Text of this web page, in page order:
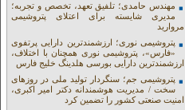
مهندس حامدی؛ تلفیق تعهد، تخصص و تجربه؛
مدیری شایسته برای اعتلای پتروشیمی
مروارید
پتروشیمی نوری؛ ارزشمندترین دارایی پرتفوی
«فارس»، پتروشیمی نوری همچنان با اختلاف،
ارزشمندترین دارایی بورسی هلدینگ خلیج فارس
پتروشیمی جم؛ سنگردار تولید ملی در روزهای
سخت / مدیریت هوشمندانه دکتر امیر اکبری،
امنیت صنعتی کشور را تضمین کرد